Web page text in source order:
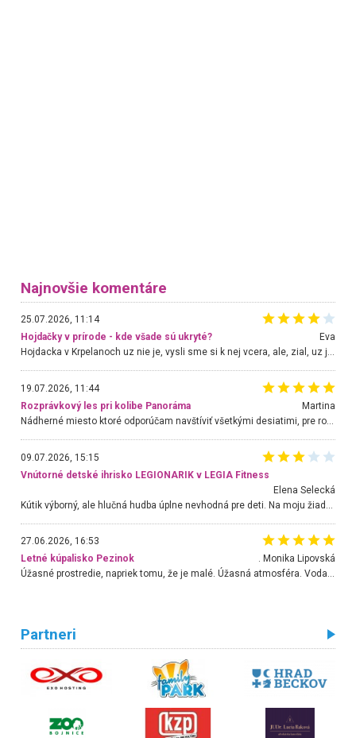
Najnovšie komentáre
25.07.2026, 11:14
Hojdačky v prírode - kde všade sú ukryté?
Eva
Hojdacka v Krpelanoch uz nie je, vysli sme si k nej vcera, ale, zial, uz je znicena. Ak sem planujete cestu len kvoli hojdacke, mozete si ju usetrit. Krasny vyhlad je tu vsak aj bez hojdacky :-)
19.07.2026, 11:44
Rozprávkový les pri kolibe Panoráma
Martina
Nádherné miesto ktoré odporúčam navštíviť všetkými desiatimi, pre rodiny s deťmi, dôchodcom... Proste a jednoducho ozaj rozprávkový les.. určite ešte prídeme. Odniesli sme si na pamiatku krásne tričká,
09.07.2026, 15:15
Vnútorné detské ihrisko LEGIONARIK v LEGIA Fitness
Elena Selecká
27.06.2026, 16:53
Letné kúpalisko Pezinok
. Monika Lipovská
Úžasné prostredie, napriek tomu, že je malé. Úžasná atmosféra. Voda fantastická a nádherná. Ľudí je pomerne veľa, ale su mili a ohľaduplní. Je veľmi zaujímavé sledovať, ako dokážu spolu športovať cudzí ľudia a bez ohľadu na vek. Vládne tu pohoda. Vnuka neviem dostať z vody. Ďakujem za krásny deň . Urcite sa sem vrátim. Jediný problém je s parkovaním, ale aj ten sa mi podarilo vyriešiť. Monika Bratislava
Partneri